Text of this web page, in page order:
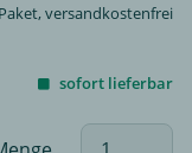
, versandkostenfrei
sofort lieferbar